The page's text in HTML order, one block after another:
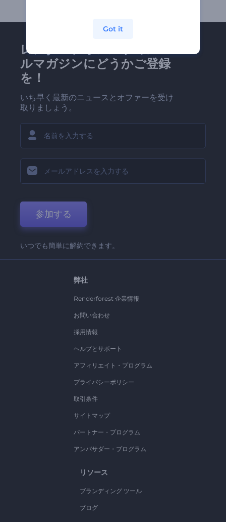
レンダーフォレストのメー
ルマガジンにどうかご登録
を！
いち早く最新のニュースとオファーを受け
取りましょう。
参加する
いつでも簡単に解約できます。
弊社
Renderforest 企業情報
お問い合わせ
採用情報
ヘルプとサポート
アフィリエイト・プログラム
プライバシーポリシー
取引条件
サイトマップ
パートナー・プログラム
アンバサダー・プログラム
リソース
ブランディング ツール
ブログ
Got it